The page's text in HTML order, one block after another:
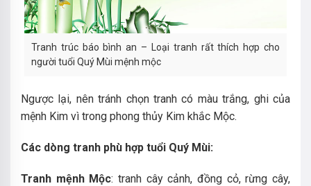
Tranh trúc báo bình an – Loại tranh rất thích hợp cho
người tuổi Quý Mùi mệnh mộc
Ngược lại, nên tránh chọn tranh có màu trắng, ghi của
mệnh Kim vì trong phong thủy Kim khắc Mộc.
Các dòng tranh phù hợp tuổi Quý Mùi:
Tranh mệnh Mộc: tranh cây cảnh, đồng cỏ, rừng cây,